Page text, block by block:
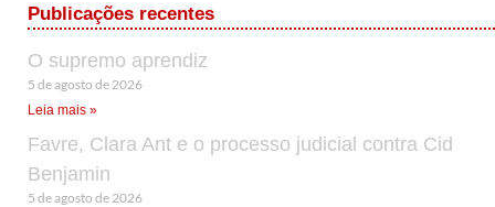
Publicações recentes
O supremo aprendiz
5 de agosto de 2026
Leia mais »
Favre, Clara Ant e o processo judicial contra Cid
Benjamin
5 de agosto de 2026